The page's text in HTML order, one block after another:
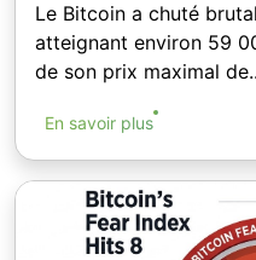
Le Bitcoin a chuté
atteignant environ 59
de son prix maximal
En savoir plus